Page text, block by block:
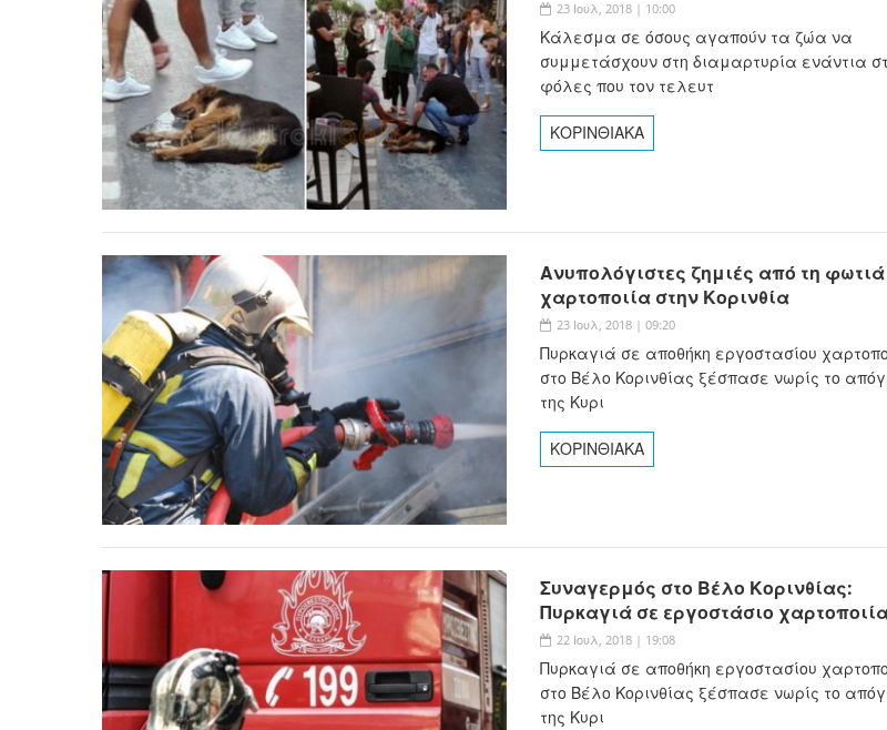
23 Ιουλ, 2018 | 10:00
Κάλεσμα σε όσους αγαπούν τα ζώα να
συμμετάσχουν στη διαμαρτυρία ενάντια
φόλες που τον τελευτ
ΚΟΡΙΝΘΙΑΚΑ
Ανυπολόγιστες ζημιές από τη φωτιά
χαρτοποιία στην Κορινθία
23 Ιουλ, 2018 | 09:20
Πυρκαγιά σε αποθήκη εργοστασίου
στο Βέλο Κορινθίας ξέσπασε νωρίς το
της Κυρι
ΚΟΡΙΝΘΙΑΚΑ
Συναγερμός στο Βέλο Κορινθίας:
Πυρκαγιά σε εργοστάσιο
22 Ιουλ, 2018 | 19:08
Πυρκαγιά σε αποθήκη εργοστασίου
στο Βέλο Κορινθίας ξέσπασε νωρίς το
της Κυρι